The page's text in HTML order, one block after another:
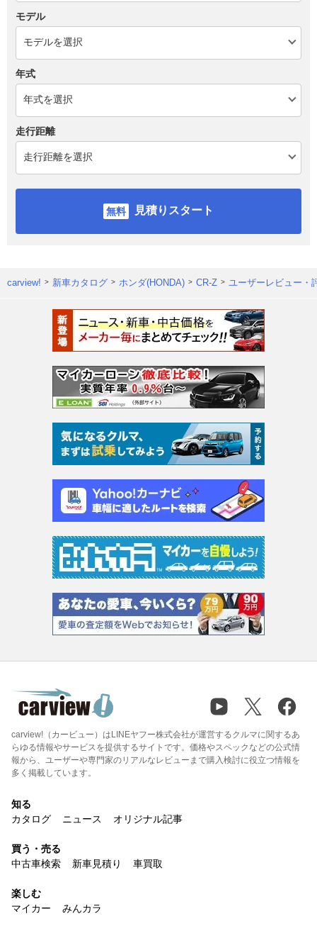
モデル
年式
走行距離
見積りスタート
carview! 新車カタログ ホンダ(HONDA) CR-Z ユーザーレビュー・
carview!（カービュー）はLINEヤフー株式会社が運営するクルマに関するあ
らゆる情報やサービスを提供するサイトです。価格やスペックなどの公式情
報から、ユーザーや専門家のリアルなレビューまで購入検討に役立つ情報を
多く掲載しています。
知る
カタログ
ニュース オリジナル記事
買う・売る
中古車検索
新車見積り 車買取
楽しむ
マイカー
みんカラ